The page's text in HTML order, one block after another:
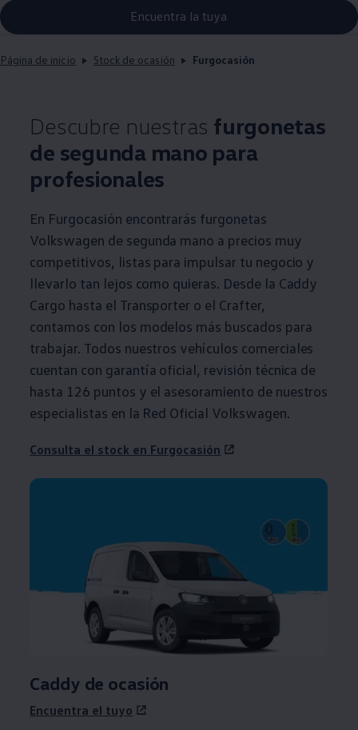
Encuentra la tuya
Página de inicio Stock de ocasión Furgocasión
Descubre nuestras furgonetas
de segunda mano para
profesionales
En Furgocasión encontrarás furgonetas
Volkswagen de segunda mano a precios muy
competitivos, listas para impulsar tu negocio y
llevarlo tan lejos como quieras. Desde la Caddy
Cargo hasta el Transporter o el Crafter,
contamos con los modelos más buscados para
trabajar. Todos nuestros vehículos comerciales
cuentan con garantía oficial, revisión técnica de
hasta 126 puntos y el asesoramiento de nuestros
especialistas en la Red Oficial Volkswagen.
Consulta el stock en Furgocasión
Caddy de ocasión
Encuentra el tuyo